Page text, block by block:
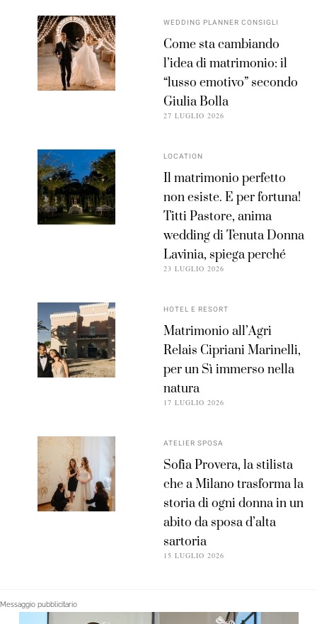
WEDDING PLANNER CONSIGLI
Come sta cambiando
l’idea di matrimonio: il
“lusso emotivo” secondo
Giulia Bolla
27 LUGLIO 2026
LOCATION
Il matrimonio perfetto
non esiste. E per fortuna!
Titti Pastore, anima
wedding di Tenuta Donna
Lavinia, spiega perché
23 LUGLIO 2026
HOTEL E RESORT
Matrimonio all’Agri
Relais Cipriani Marinelli,
per un Sì immerso nella
natura
17 LUGLIO 2026
ATELIER SPOSA
Sofia Provera, la stilista
che a Milano trasforma la
storia di ogni donna in un
abito da sposa d’alta
sartoria
15 LUGLIO 2026
Messaggio pubblicitario